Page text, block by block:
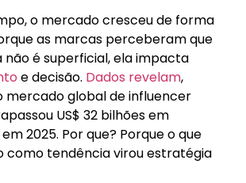
o mercado cresceu de forma
as marcas perceberam que
não é superficial, ela impacta
e decisão. Dados revelam,
mercado global de influencer
US$ 32 bilhões em
2025. Por que? Porque o que
como tendência virou estratégia